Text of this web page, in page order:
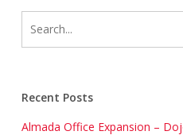
Recent Posts
Almada Office Expansion –